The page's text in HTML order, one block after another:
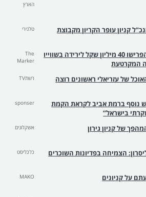
הארץ
קניון עופר הקריון מקבוצת
טלנירי
בעלי קניון TLV הפרישו 40 מיליון שקל לירידה בשווייו
המקרטעת
The
Marker
של עזריאלי ראשונים רוצה
רשתTV
נוסף ברמת אביב לקראת הקמת
בישראל”
sponser
של קניון גירון אשקלונים
הצמיחה בפדיונות השוכרים
כלכליסט
MAKO